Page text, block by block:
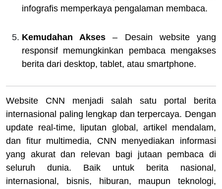
infografis memperkaya pengalaman membaca.
Kemudahan Akses – Desain website yang
responsif memungkinkan pembaca mengakses
berita dari desktop, tablet, atau smartphone.
Website CNN menjadi salah satu portal berita
internasional paling lengkap dan terpercaya. Dengan
update real-time, liputan global, artikel mendalam,
dan fitur multimedia, CNN menyediakan informasi
yang akurat dan relevan bagi jutaan pembaca di
seluruh dunia. Baik untuk berita nasional,
internasional, bisnis, hiburan, maupun teknologi,